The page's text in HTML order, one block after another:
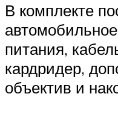
В комплекте
питания,
кардридер,
объектив и